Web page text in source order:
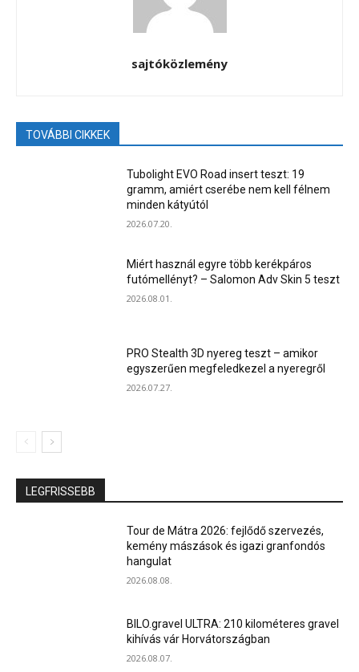
sajtóközlemény
TOVÁBBI CIKKEK
Tubolight EVO Road insert teszt: 19
gramm, amiért cserébe nem kell félnem
minden kátyútól
2026.07.20.
Miért használ egyre több kerékpáros
futómellényt? – Salomon Adv Skin 5 teszt
2026.08.01.
PRO Stealth 3D nyereg teszt – amikor
egyszerűen megfeledkezel a nyeregről
2026.07.27.
LEGFRISSEBB
Tour de Mátra 2026: fejlődő szervezés,
kemény mászások és igazi granfondós
hangulat
2026.08.08.
BILO.gravel ULTRA: 210 kilométeres gravel
kihívás vár Horvátországban
2026.08.07.